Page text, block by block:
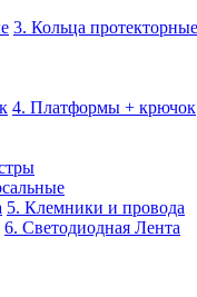
3. Кольца протекторные
4. Платформы + крючок
5. Клемники и провода
6. Светодиодная Лента